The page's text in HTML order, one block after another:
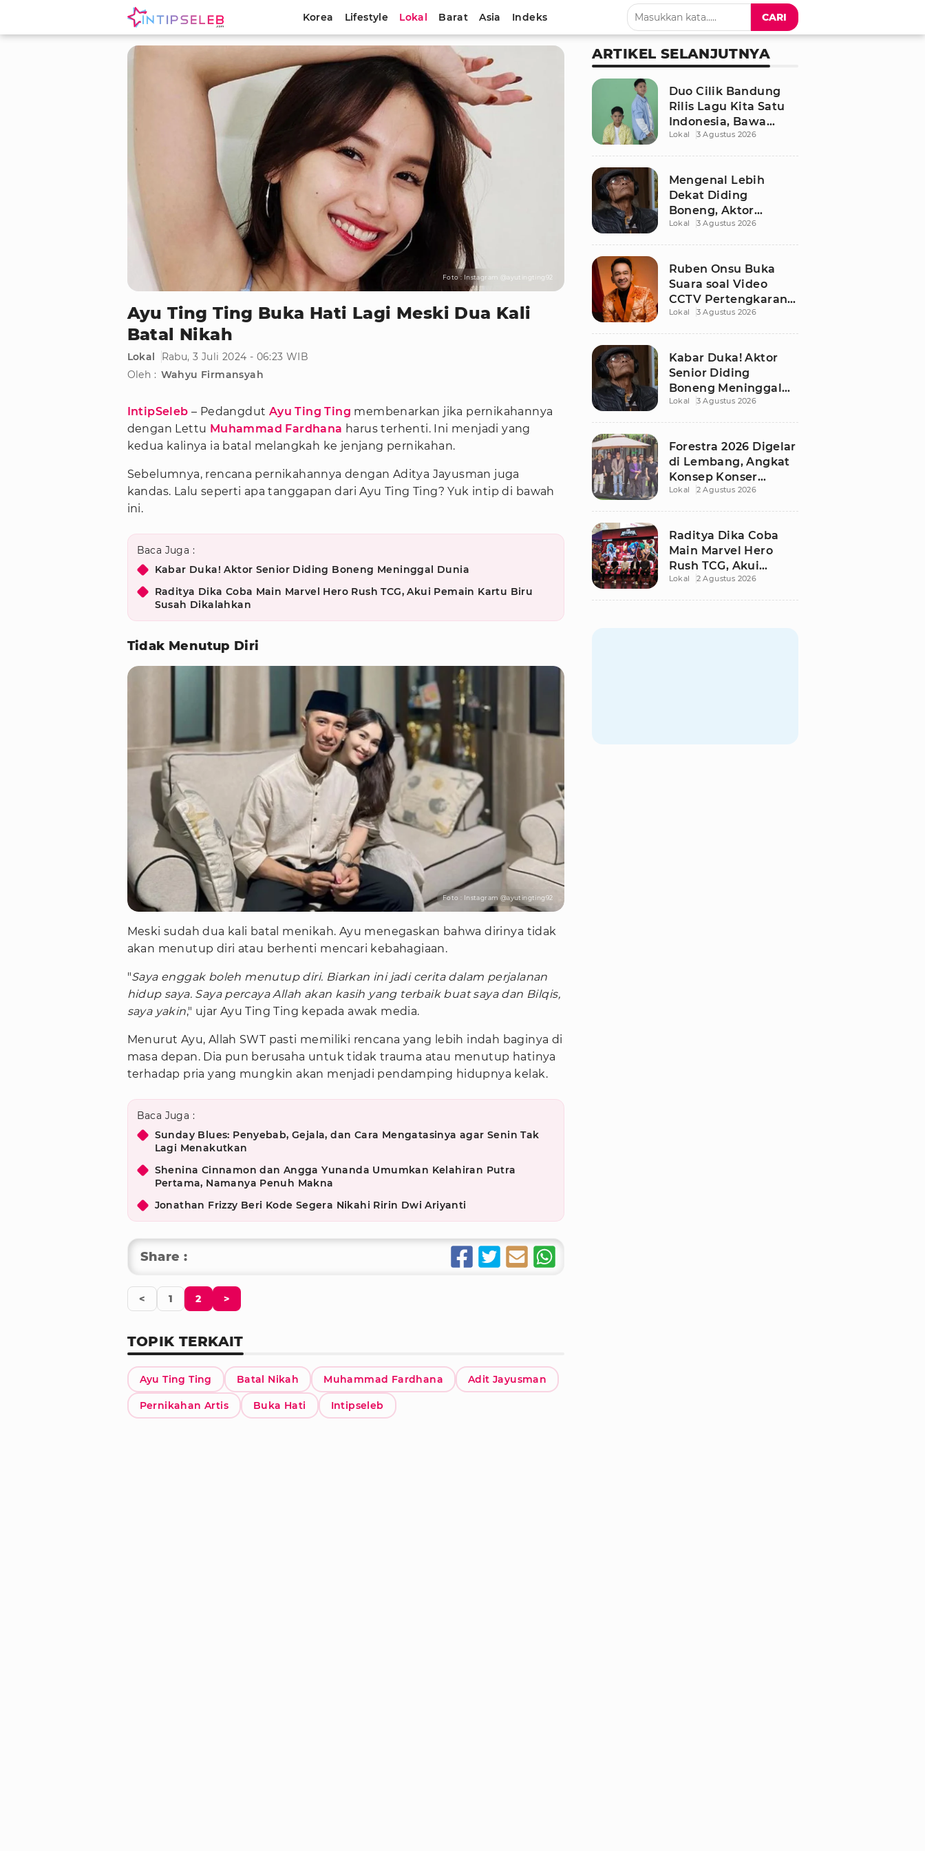
Korea Lifestyle Lokal Barat Asia Indeks CARI
Foto : Instagram @ayutingting92
Ayu Ting Ting Buka Hati Lagi Meski Dua Kali
Batal Nikah
Lokal
Rabu, 3 Juli 2024 - 06:23 WIB
Oleh : Wahyu Firmansyah
IntipSeleb – Pedangdut Ayu Ting Ting membenarkan jika pernikahannya
dengan Lettu Muhammad Fardhana harus terhenti. Ini menjadi yang
kedua kalinya ia batal melangkah ke jenjang pernikahan.
Sebelumnya, rencana pernikahannya dengan Aditya Jayusman juga
kandas. Lalu seperti apa tanggapan dari Ayu Ting Ting? Yuk intip di bawah
ini.
Baca Juga :
Kabar Duka! Aktor Senior Diding Boneng Meninggal Dunia
Raditya Dika Coba Main Marvel Hero Rush TCG, Akui Pemain Kartu Biru
Susah Dikalahkan
Tidak Menutup Diri
Foto : Instagram @ayutingting92
Meski sudah dua kali batal menikah. Ayu menegaskan bahwa dirinya tidak
akan menutup diri atau berhenti mencari kebahagiaan.
"Saya enggak boleh menutup diri. Biarkan ini jadi cerita dalam perjalanan
hidup saya. Saya percaya Allah akan kasih yang terbaik buat saya dan Bilqis,
saya yakin," ujar Ayu Ting Ting kepada awak media.
Menurut Ayu, Allah SWT pasti memiliki rencana yang lebih indah baginya di
masa depan. Dia pun berusaha untuk tidak trauma atau menutup hatinya
terhadap pria yang mungkin akan menjadi pendamping hidupnya kelak.
Baca Juga :
Sunday Blues: Penyebab, Gejala, dan Cara Mengatasinya agar Senin Tak
Lagi Menakutkan
Shenina Cinnamon dan Angga Yunanda Umumkan Kelahiran Putra
Pertama, Namanya Penuh Makna
Jonathan Frizzy Beri Kode Segera Nikahi Ririn Dwi Ariyanti
Share :
< 1 2 >
TOPIK TERKAIT
Ayu Ting Ting Batal Nikah Muhammad Fardhana Adit Jayusman
Pernikahan Artis Buka Hati Intipseleb
ARTIKEL SELANJUTNYA
Duo Cilik Bandung
Rilis Lagu Kita Satu
Indonesia, Bawa
Pesan Persatuan
Lokal 3 Agustus 2026
Mengenal Lebih
Dekat Diding
Boneng, Aktor
Legendaris yang
Lokal 3 Agustus 2026
Ruben Onsu Buka
Suara soal Video
CCTV Pertengkaran
dengan Sarwendah,
Lokal 3 Agustus 2026
Kabar Duka! Aktor
Senior Diding
Boneng Meninggal
Dunia
Lokal 3 Agustus 2026
Forestra 2026 Digelar
di Lembang, Angkat
Konsep Konser
Orkestra Hutan
Lokal 2 Agustus 2026
Raditya Dika Coba
Main Marvel Hero
Rush TCG, Akui
Pemain Kartu Biru
Lokal 2 Agustus 2026